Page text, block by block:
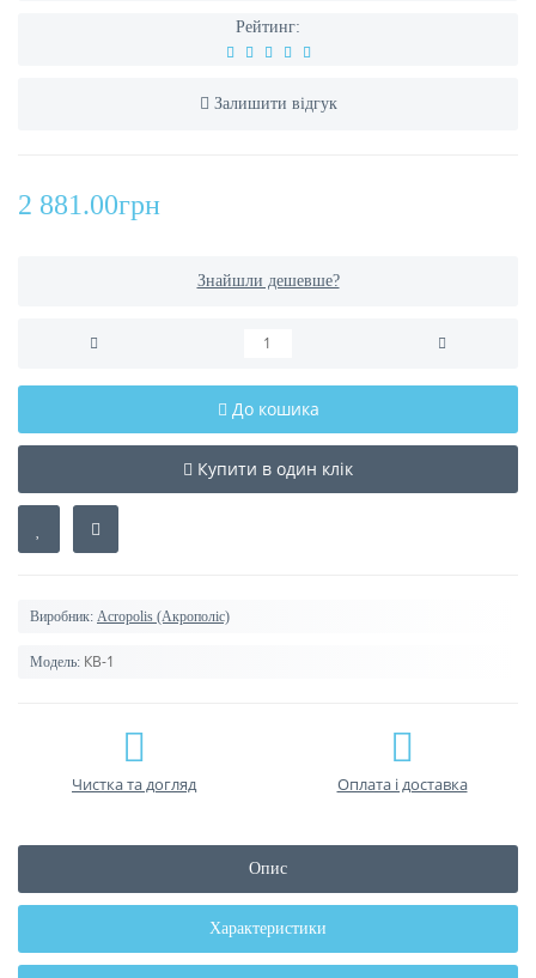
Рейтинг:
Залишити відгук
2 881.00грн
Знайшли дешевше?
До кошика
Купити в один клік
Виробник: Acropolis (Акрополіс)
Модель: КВ-1
Чистка та догляд Оплата і доставка
Опис
Характеристики